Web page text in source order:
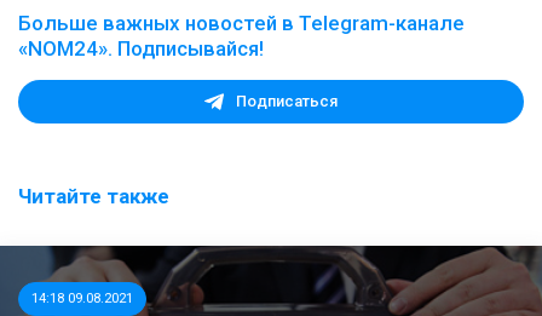
Больше важных новостей в Telegram-канале
«NOM24». Подписывайся!
Подписаться
Читайте также
14:18 09.08.2021